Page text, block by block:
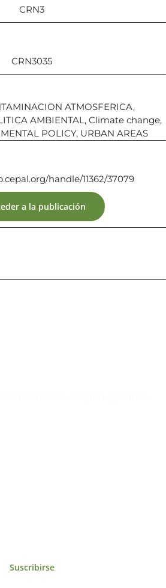
CRN3
CRN3035
ATMOSFERICA,
AMBIENTAL, Climate change,
POLICY, URBAN AREAS
handle/11362/37079
a la publicación
Suscribirse